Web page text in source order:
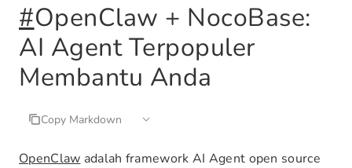
#OpenClaw + NocoBase:
AI Agent Terpopuler
Membantu Anda
Copy Markdown
OpenClaw adalah framework AI Agent open source